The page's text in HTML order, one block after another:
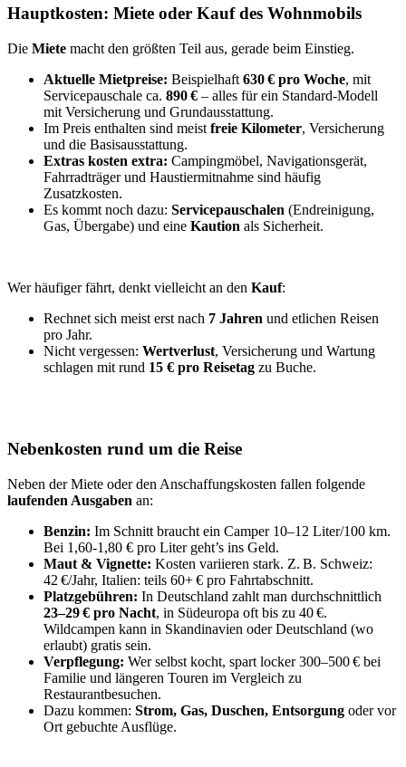
Hauptkosten: Miete oder Kauf des Wohnmobils
Die Miete macht den größten Teil aus, gerade beim Einstieg.
Aktuelle Mietpreise: Beispielhaft 630 € pro Woche, mit
Servicepauschale ca. 890 € – alles für ein Standard-Modell
mit Versicherung und Grundausstattung.
Im Preis enthalten sind meist freie Kilometer, Versicherung
und die Basisausstattung.
Extras kosten extra: Campingmöbel, Navigationsgerät,
Fahrradträger und Haustiermitnahme sind häufig
Zusatzkosten.
Es kommt noch dazu: Servicepauschalen (Endreinigung,
Gas, Übergabe) und eine Kaution als Sicherheit.
Wer häufiger fährt, denkt vielleicht an den Kauf:
Rechnet sich meist erst nach 7 Jahren und etlichen Reisen
pro Jahr.
Nicht vergessen: Wertverlust, Versicherung und Wartung
schlagen mit rund 15 € pro Reisetag zu Buche.
Nebenkosten rund um die Reise
Neben der Miete oder den Anschaffungskosten fallen folgende
laufenden Ausgaben an:
Benzin: Im Schnitt braucht ein Camper 10–12 Liter/100 km.
Bei 1,60-1,80 € pro Liter geht’s ins Geld.
Maut & Vignette: Kosten variieren stark. Z. B. Schweiz:
42 €/Jahr, Italien: teils 60+ € pro Fahrtabschnitt.
Platzgebühren: In Deutschland zahlt man durchschnittlich
23–29 € pro Nacht, in Südeuropa oft bis zu 40 €.
Wildcampen kann in Skandinavien oder Deutschland (wo
erlaubt) gratis sein.
Verpflegung: Wer selbst kocht, spart locker 300–500 € bei
Familie und längeren Touren im Vergleich zu
Restaurantbesuchen.
Dazu kommen: Strom, Gas, Duschen, Entsorgung oder vor
Ort gebuchte Ausflüge.